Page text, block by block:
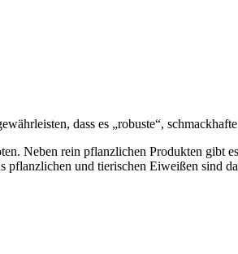
dass es „robuste“,
Neben rein pflanzlichen Produkten gibt
und tierischen Eiweißen sind